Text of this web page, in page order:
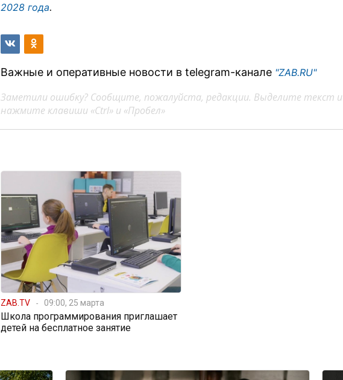
2028 года.
Важные и оперативные новости в telegram-канале "ZAB.RU"
Заметили ошибку? Сообщите, пожалуйста, редакции. Выделите текст и
нажмите клавиши «Ctrl» и «Пробел»
ZAB.TV 09:00, 25 марта
Школа программирования приглашает
детей на бесплатное занятие